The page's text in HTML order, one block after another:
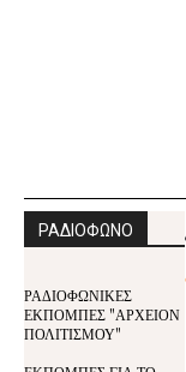
ΡΑΔΙΟΦΩΝΟ
ΡΑΔΙΟΦΩΝΙΚΕΣ
ΕΚΠΟΜΠΕΣ "ΑΡΧΕΙΟΝ
ΠΟΛΙΤΙΣΜΟΥ"